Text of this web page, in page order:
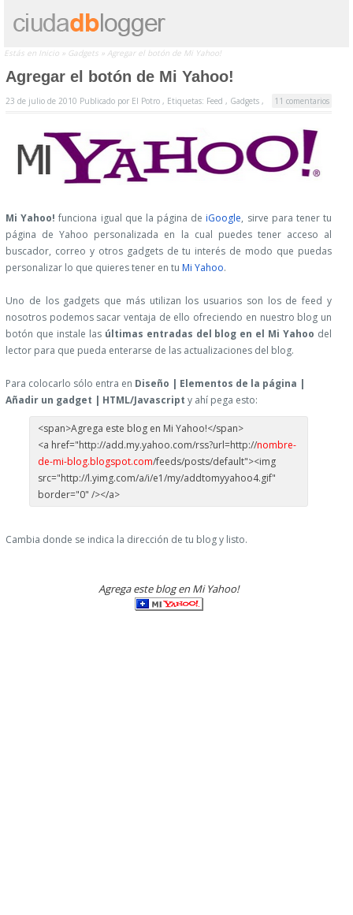
Estás en Inicio » Gadgets » Agregar el botón de Mi Yahoo!
Agregar el botón de Mi Yahoo!
23 de julio de 2010 Publicado por El Potro , Etiquetas: Feed , Gadgets 11 comentarios
,
Mi Yahoo! funciona igual que la página de iGoogle, sirve para tener tu
página de Yahoo personalizada en la cual puedes tener acceso al
buscador, correo y otros gadgets de tu interés de modo que puedas
personalizar lo que quieres tener en tu Mi Yahoo.
Uno de los gadgets que más utilizan los usuarios son los de feed y
nosotros podemos sacar ventaja de ello ofreciendo en nuestro blog un
botón que instale las últimas entradas del blog en el Mi Yahoo del
lector para que pueda enterarse de las actualizaciones del blog.
Para colocarlo sólo entra en Diseño | Elementos de la página |
Añadir un gadget | HTML/Javascript y ahí pega esto:
<span>Agrega este blog en Mi Yahoo!</span>
<a href="http://add.my.yahoo.com/rss?url=http://nombre-
de-mi-blog.blogspot.com/feeds/posts/default"><img
src="http://l.yimg.com/a/i/e1/my/addtomyyahoo4.gif"
border="0" /></a>
Cambia donde se indica la dirección de tu blog y listo.
Agrega este blog en Mi Yahoo!